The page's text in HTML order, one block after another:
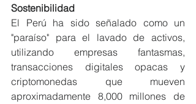
Sostenibilidad
El Perú ha sido señalado como un
"paraíso" para el lavado de activos,
utilizando empresas fantasmas,
transacciones digitales opacas y
criptomonedas que mueven
aproximadamente 8,000 millones de